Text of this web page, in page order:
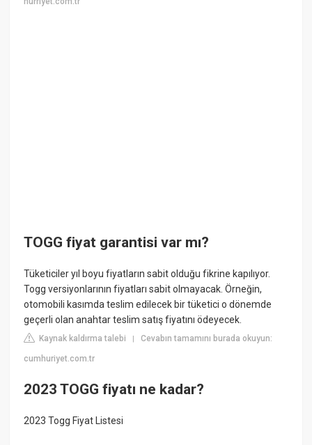
TOGG fiyat garantisi var mı?
Tüketiciler yıl boyu fiyatların sabit olduğu fikrine kapılıyor.
Togg versiyonlarının fiyatları sabit olmayacak. Örneğin,
otomobili kasımda teslim edilecek bir tüketici o dönemde
geçerli olan anahtar teslim satış fiyatını ödeyecek.
Kaynak kaldırma talebi |Cevabın tamamını burada okuyun:
cumhuriyet.com.tr
2023 TOGG fiyatı ne kadar?
2023 Togg Fiyat Listesi